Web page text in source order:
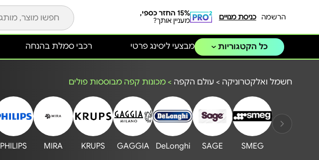
הרשמה כניסת מנויים
15% החזר כספי,
מעניין אותך?
כל הקטגוריות מבצעי ליסינג פרטי רכבי סמלת בהנחה
חשמל ואלקטרוניקה > עולם הקפה > מכונות קפה מבוססות פולים
SMEG
SAGE
DeLonghi
GAGGIA
KRUPS
MIRA
PHILIPS